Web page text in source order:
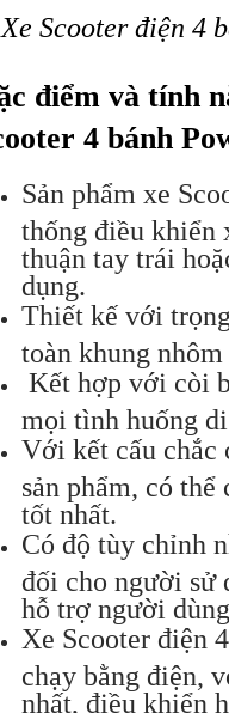
Xe Scooter điện 4
điểm và tính
4 bánh
Sản phẩm xe
thống điều khiển
thuận tay trái
dụng.
Thiết kế với
toàn khung nhôm
Kết hợp với còi
mọi tình huống
Với kết cấu chắc
sản phẩm, có thể
tốt nhất.
Có độ tùy chỉnh
đối cho người sử
hỗ trợ người
Xe Scooter điện
chạy bằng điện,
nhất, điều khiển